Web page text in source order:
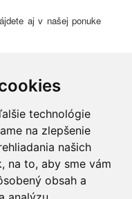
technológie
na zlepšenie
našich
na to, aby sme vám
obsah a
aj v našej ponuke
dekorácie,
tovaru